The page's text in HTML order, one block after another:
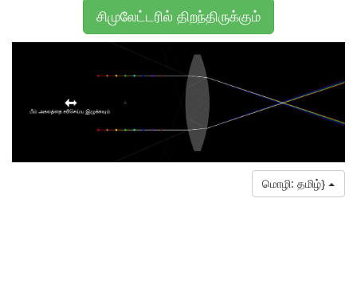
சிமுலேட்டரில் திறந்திருக்கும்
மொழி: தமிழ்}